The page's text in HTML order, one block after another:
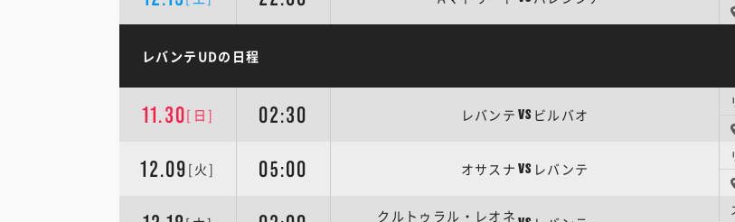
レバンテUDの日程
11.30[日] 02:30 レバンテ VS ビルバオ
12.09 [火] 05:00 オサスナ VS レバンテ
クルトゥラル・レオネ